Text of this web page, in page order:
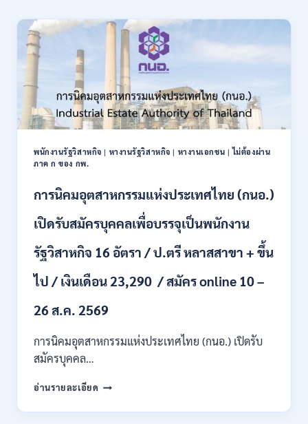
รับ
สมัคร
พนักงาน
ราชการ
22
อัตรา
ปวส.
หลาย
/
เดือน
/
ต้อง
ก
พนักงานรัฐวิสาหกิจ | หางานรัฐวิสาหกิจ | หางานเอกชน |ไม่ต้องผ่าน
ภาค ก ของ กพ.
การนิคมอุตสาหกรรมแห่งประเทศไทย (กนอ.)
เปิดรับสมัครบุคคลเพื่อบรรจุเป็นพนักงาน
รัฐวิสาหกิจ 16 อัตรา / ป.ตรี หลาสสาขา + ขึ้น
ไป / เงินเดือน 23,290 / สมัคร online 10 –
26 ส.ค. 2569
การนิคมอุตสาหกรรมแห่งประเทศไทย (กนอ.) เปิดรับ
สมัครบุคคล…
อ่านรายละเอียด การ
อุตสาหกรรม